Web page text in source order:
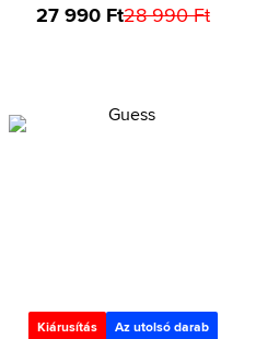
27 990 Ft28 990 Ft
Kiárusítás Az utolsó darab